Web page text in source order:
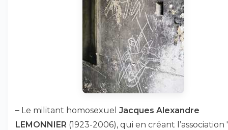
– Le militant homosexuel Jacques Alexandre
LEMONNIER (1923-2006), qui en créant l’association